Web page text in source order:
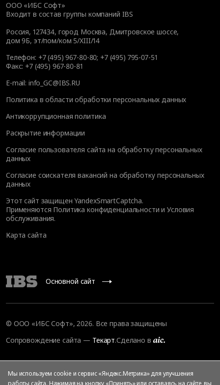
ООО «ИБС Софт»
Входит в состав группы компаний IBS
Россия, 127434, город Москва, Дмитровское шоссе,
дом 9Б, эт/пом/ком 5/XIII/14
Телефон: +7 (495) 967-80-80; +7 (495) 795-07-51
Факс: +7 (495) 967-80-81
E-mail: info_GC@IBS.RU
Политика в области обработки персональных данных
Антикоррупционная политика
Раскрытие информации
Согласие пользователя сайта на обработку персональных
данных
Согласие соискателя вакансий на обработку персональных
данных
Этот сайт защищен YandexSmartCaptcha.
Применяются Политика конфиденциальности иУсловия
обслуживания.
Карта сайта
Основной сайт
© OOO «ИБС Софт», 2026. Все права защищены
Сопровождение сайта — Текарт.Сделано в
Мы используем cookie и сервис «Яндекс.Метрика» для улучшения
работы сайта. Нажимая на кнопку «Принять» или оставаясь на сайте, вы